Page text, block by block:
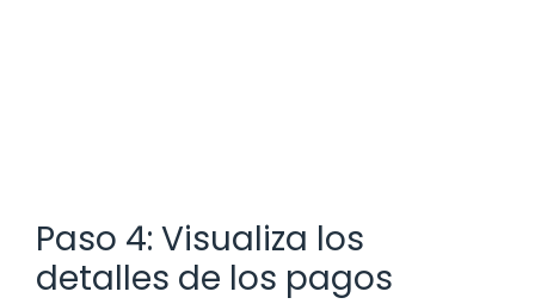
Paso 4: Visualiza los
detalles de los pagos